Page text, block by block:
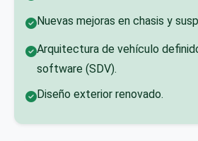
Nuevas mejoras en chasis y
Arquitectura de vehículo
software (SDV).
Diseño exterior renovado.